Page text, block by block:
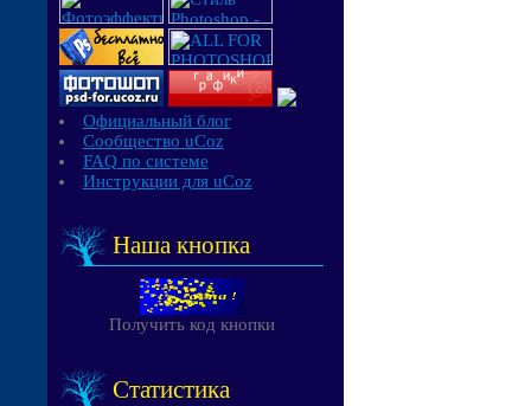
Официальный блог
Сообщество uCoz
FAQ по системе
Инструкции для uCoz
Наша кнопка
Получить код кнопки
Статистика